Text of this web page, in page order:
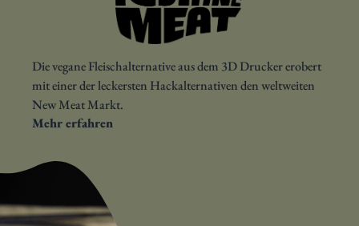
Die vegane Fleischalternative aus dem 3D Drucker erobert
mit einer der leckersten Hackalternativen den weltweiten
New Meat Markt.
Mehr erfahren